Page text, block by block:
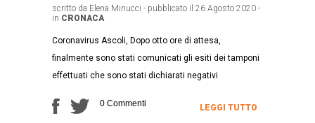
scritto da Elena Minucci - pubblicato il 26 Agosto 2020 -
in CRONACA
Coronavirus Ascoli, Dopo otto ore di attesa,
finalmente sono stati comunicati gli esiti dei tamponi
effettuati che sono stati dichiarati negativi
0 Commenti LEGGI TUTTO